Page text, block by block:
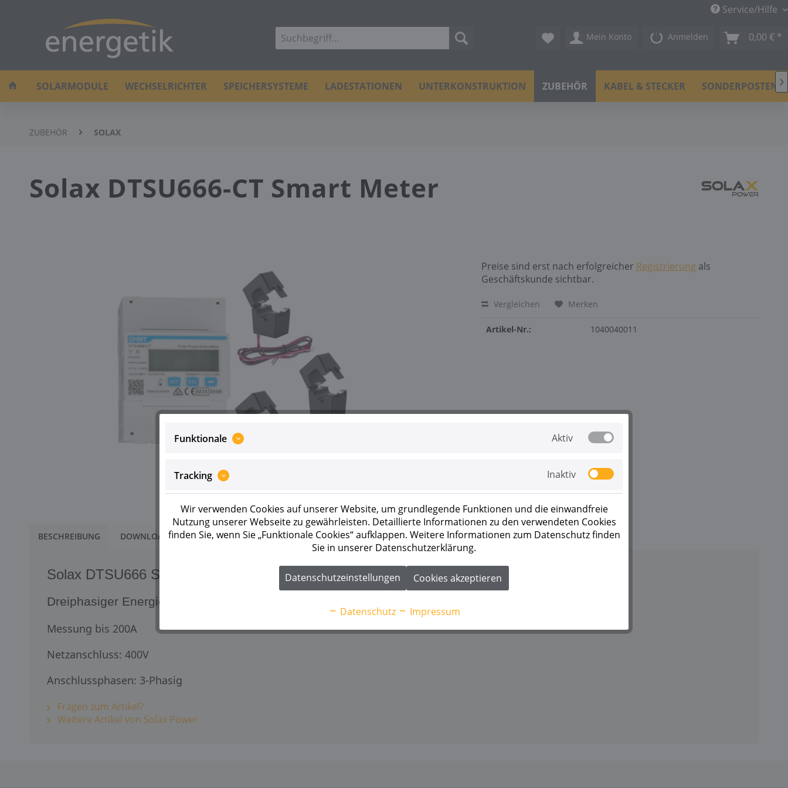
Service/Hilfe
Mein Konto Anmelden 0,00 € *
SOLARMODULE WECHSELRICHTER SPEICHERSYSTEME LADESTATIONEN UNTERKONSTRUKTION ZUBEHÖR KABEL & STECKER SONDERPOSTEN 
ZUBEHÖR SOLAX
Solax DTSU666-CT Smart Meter
Preise sind erst nach erfolgreicher Registrierung als
Geschäftskunde sichtbar.
Vergleichen Merken
Artikel-Nr.: 1040040011
BESCHREIBUNG DOWNLOADS 1
Solax DTSU666 Smart Meter
Dreiphasiger Energiezähler
Messung bis 200A
Netzanschluss: 400V
Anschlussphasen: 3-Phasig
Fragen zum Artikel?
Weitere Artikel von Solax Power
Funktionale Aktiv
Tracking Inaktiv
Wir verwenden Cookies auf unserer Website, um grundlegende Funktionen und die einwandfreie
Nutzung unserer Webseite zu gewährleisten. Detaillierte Informationen zu den verwendeten Cookies
finden Sie, wenn Sie „Funktionale Cookies“ aufklappen. Weitere Informationen zum Datenschutz finden
Sie in unserer Datenschutzerklärung.
Datenschutzeinstellungen Cookies akzeptieren
Datenschutz Impressum